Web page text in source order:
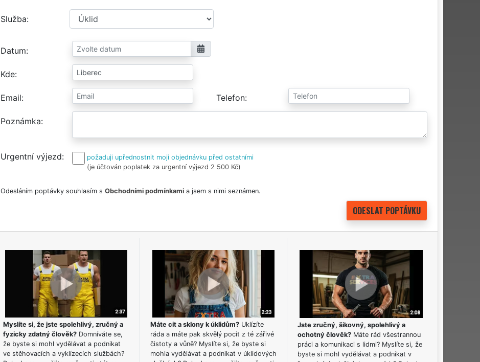
Služba
Datum
Kde
Email Telefon
Poznámka
Urgentní výjezd
požaduji upřednostnit moji objednávku před ostatními
(je účtován poplatek za urgentní výjezd 2 500 Kč)
Odesláním poptávky souhlasím s Obchodními podmínkamia jsem s nimi seznámen.
Myslíte si, že jste spolehlivý, zručný a
fyzicky zdatný člověk?Domníváte se,
že byste si mohl vydělávat a podnikat
ve stěhovacích a vyklízecích službách?
Máte cit a sklony k úklidům?Uklízíte
ráda a máte pak skvělý pocit z té zářivé
čistoty a vůně? Myslíte si, že byste si
mohla vydělávat a podnikat v úklidových
Jste zručný, šikovný, spolehlivý a
ochotný člověk? Máte rád všestrannou
práci a komunikaci s lidmi? Myslíte si, že
byste si mohl vydělávat a podnikat v